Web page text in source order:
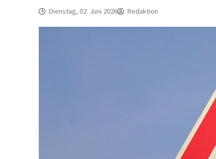
Dienstag, 02. Juni 2026 Redaktion